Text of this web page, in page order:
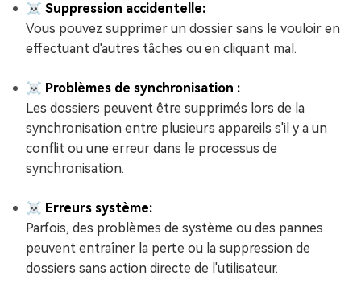
☠ Suppression accidentelle:
Vous pouvez supprimer un dossier sans le vouloir en
effectuant d'autres tâches ou en cliquant mal.
☠ Problèmes de synchronisation :
Les dossiers peuvent être supprimés lors de la
synchronisation entre plusieurs appareils s'il y a un
conflit ou une erreur dans le processus de
synchronisation.
☠ Erreurs système:
Parfois, des problèmes de système ou des pannes
peuvent entraîner la perte ou la suppression de
dossiers sans action directe de l'utilisateur.